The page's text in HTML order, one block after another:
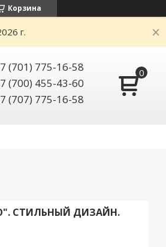
Корзина
г.
(701) 775-16-58
(700) 455-43-60
(707) 775-16-58
СТИЛЬНЫЙ ДИЗАЙН.